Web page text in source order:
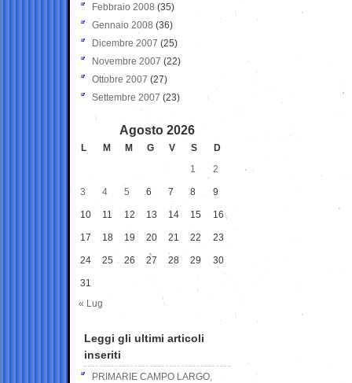
Febbraio 2008 (35)
Gennaio 2008 (36)
Dicembre 2007 (25)
Novembre 2007 (22)
Ottobre 2007 (27)
Settembre 2007 (23)
Agosto 2026
L M M G V S
D
1
2
3 4 5 6 7 8 9
10 11 12 13 14 15 16
17 18 19 20 21 22 23
24 25 26 27 28 29 30
31
« Lug
Leggi gli ultimi articoli
inseriti
PRIMARIE CAMPO LARGO,